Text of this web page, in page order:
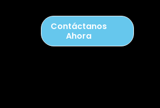
Contáctanos
Ahora